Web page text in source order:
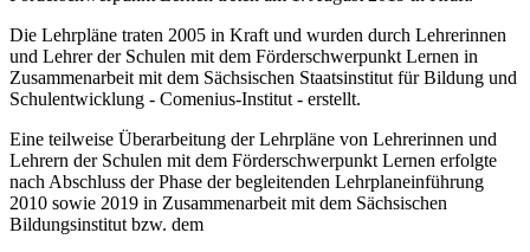
Die Lehrpläne traten 2005 in Kraft und wurden durch Lehrerinnen
und Lehrer der Schulen mit dem Förderschwerpunkt Lernen in
Zusammenarbeit mit dem Sächsischen Staatsinstitut für Bildung und
Schulentwicklung - Comenius-Institut - erstellt.
Eine teilweise Überarbeitung der Lehrpläne von Lehrerinnen und
Lehrern der Schulen mit dem Förderschwerpunkt Lernen erfolgte
nach Abschluss der Phase der begleitenden Lehrplaneinführung
2010 sowie 2019 in Zusammenarbeit mit dem Sächsischen
Bildungsinstitut bzw. dem